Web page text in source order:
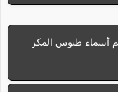
أسماء طنوس المكر